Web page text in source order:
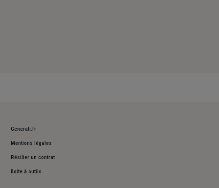
Generali.fr
Mentions légales
Résilier un contrat
Boite à outils